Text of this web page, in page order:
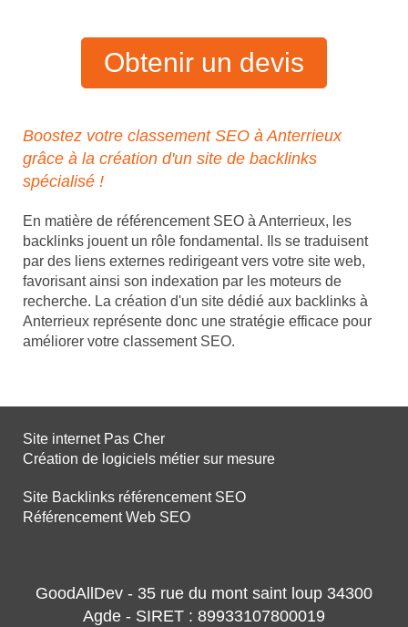
Obtenir un devis
Boostez votre classement SEO à Anterrieux
grâce à la création d'un site de backlinks
spécialisé !
En matière de référencement SEO à Anterrieux, les
backlinks jouent un rôle fondamental. Ils se traduisent
par des liens externes redirigeant vers votre site web,
favorisant ainsi son indexation par les moteurs de
recherche. La création d'un site dédié aux backlinks à
Anterrieux représente donc une stratégie efficace pour
améliorer votre classement SEO.
Site internet Pas Cher
Création de logiciels métier sur mesure
Site Backlinks référencement SEO
Référencement Web SEO
GoodAllDev - 35 rue du mont saint loup 34300
Agde - SIRET : 89933107800019